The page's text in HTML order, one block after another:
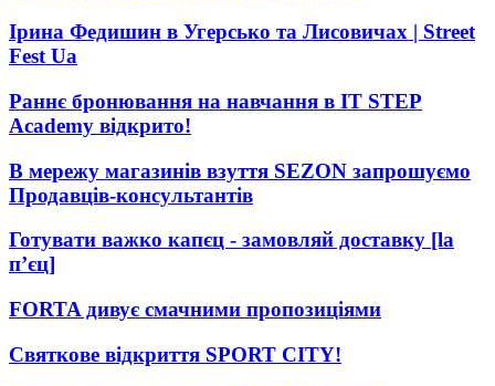
Ірина Федишин в Угерсько та Лисовичах | Street
Fest Ua
Раннє бронювання на навчання в IT STEP
Academy відкрито!
В мережу магазинів взуття SEZON запрошуємо
Продавців-консультантів
Готувати важко капєц - замовляй доставку [la
пʼєц]
FORTA дивує смачними пропозиціями
Святкове відкриття SPORT CITY!